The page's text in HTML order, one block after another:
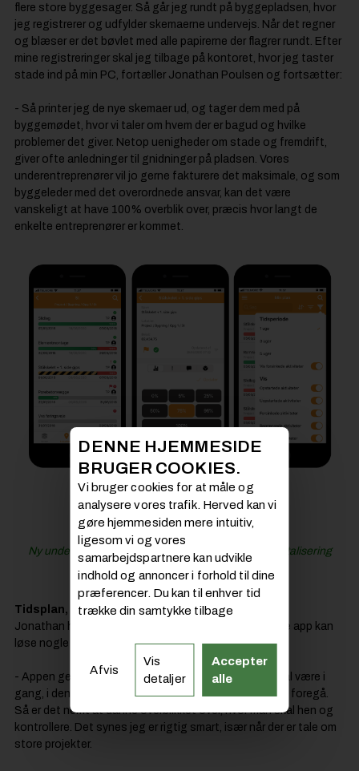
flere store byggesager. Så går jeg rundt på byggepladsen, hvor
jeg registrerer og udfylder skemaerne undervejs. Når det regner
og blæser er det bøvlet med alle papirerne der flagrer rundt. Efter
mine registreringer skal jeg tilbage på kontoret, hvor jeg taster
stade ind på min PC, fortæller Jonathan Poulsen og fortsætter:
- Så printer jeg de nye skemaer ud, og tager dem med på
byggemødet, hvor vi taler om hvem der er bagud og hvilke
problemer det giver. Netop uenigheder om stade og fremdrift,
giver ofte anledninger til gnidninger på pladsen. Vores
underentreprenører vil jo gerne fakturere det maksimale, og som
byggeleder med det overordnede ansvar, kan det være
vanskeligt at have 100% overblik over, præcis hvor langt de
enkelte entreprenører er kommet.
Læs også:
Ny undersøgelse af Molio: Corona har sat skub i digitalisering
af byggeriet
Tidsplan, stade og aconto bindes sammen
Jonathan har derfor store forventninger til, at den nye app kan
løse nogle af de udfordringer.
- Appen generer en liste, over hvilke aktiviteter der skal være i
gang, i den indeværende uge, samt hvorhenne de skal foregå.
Så er det nemt at danne overblikket over, hvor man skal hen og
kontrollere. Det synes jeg er rigtig smart, især når der er tale om
store projekter.
DENNE HJEMMESIDE
BRUGER COOKIES.
Vi bruger cookies for at måle og
analysere vores trafik. Herved kan vi
gøre hjemmesiden mere intuitiv,
ligesom vi og vores
samarbejdspartnere kan udvikle
indhold og annoncer i forhold til dine
præferencer. Du kan til enhver tid
trække din samtykke tilbage
Afvis
Vis
detaljer
Accepter
alle